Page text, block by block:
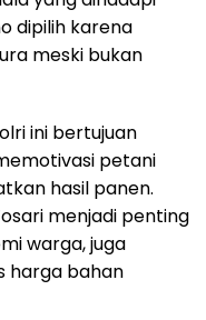
dipilih karena
meski bukan
ini bertujuan
petani
hasil panen.
menjadi penting
warga, juga
harga bahan